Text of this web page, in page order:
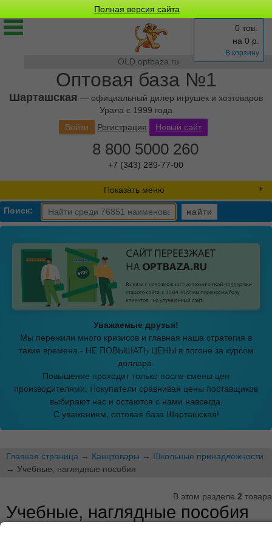
Полная версия сайта
OLD.optbaza.ru
Оптовая база №1
Шарташская — официальный дилер игрушек и хозтоваров
Урала с 1999 года
0 тов.
на 0 р.
В корзину
Войти Регистрация Новый сайт
8 800 5000 260
+7 (343) 289-77-00
Показать меню
Поиск: найти
Уважаемые друзья!
Мы пережили много кризисов и главная наша стратегия в
такие времена - НЕ ПОВЫШАТЬ ЦЕНЫ в погоне за курсом
доллара.
Повышение проходит только после смены цен
производителями. Покупатели сравнивая цены поставщиков
выбирают нас и остаются с нами навсегда.
С уважением, оптовая база Шарташская!
Главная страница → Канцтовары → Школьные принадлежности
→ Учебные, наглядные пособия
В этом разделе 2 товара
Учебные, наглядные пособия